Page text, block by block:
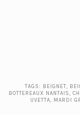
TAGS: BEIGNET
BOTTEREAUX NANTAIS
UVETTA
MARDI